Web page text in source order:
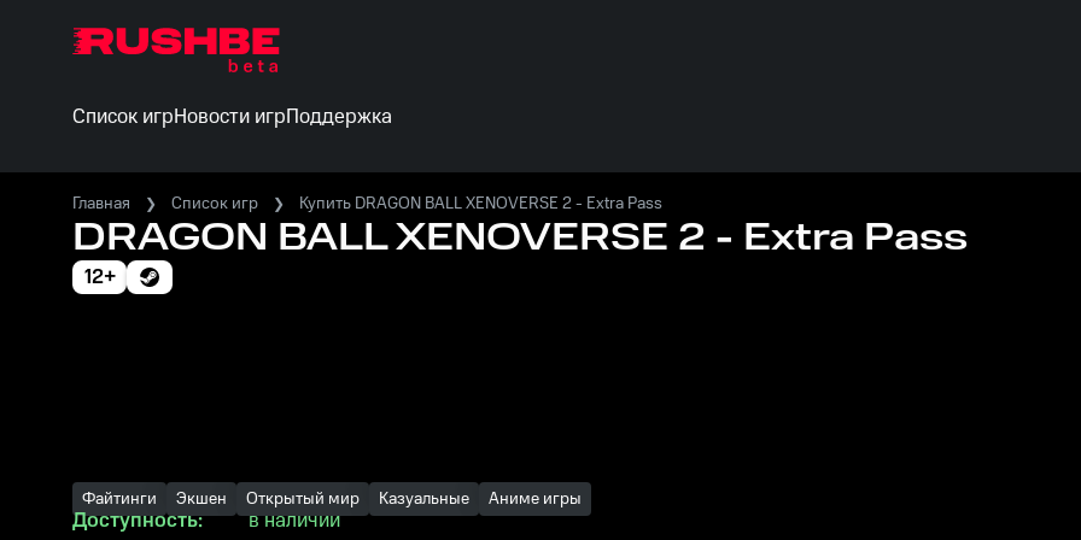
Список игрНовости игрПоддержка
Главная Список игр Купить DRAGON BALL XENOVERSE 2 - Extra Pass
DRAGON BALL XENOVERSE 2 - Extra Pass
12+
Файтинги Экшен Открытый мир Казуальные Аниме игры
Доступность:
в наличии